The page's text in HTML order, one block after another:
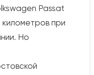
Passat
при
Но